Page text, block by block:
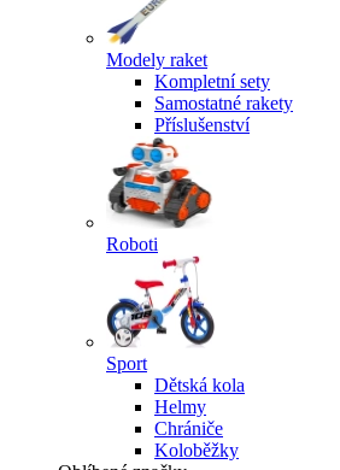
Modely raket
Kompletní sety
Samostatné rakety
Příslušenství
Roboti
Sport
Dětská kola
Helmy
Chrániče
Koloběžky